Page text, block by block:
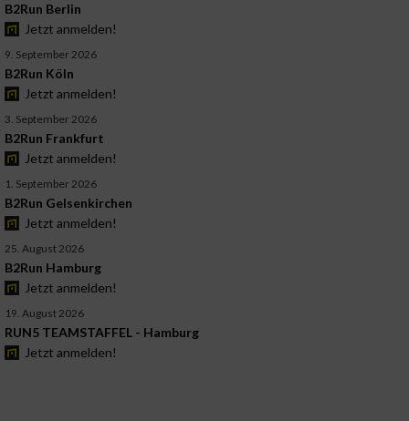
B2Run Berlin
Jetzt anmelden!
9. September 2026
B2Run Köln
Jetzt anmelden!
3. September 2026
B2Run Frankfurt
Jetzt anmelden!
1. September 2026
B2Run Gelsenkirchen
Jetzt anmelden!
25. August 2026
B2Run Hamburg
Jetzt anmelden!
19. August 2026
RUN5 TEAMSTAFFEL - Hamburg
Jetzt anmelden!